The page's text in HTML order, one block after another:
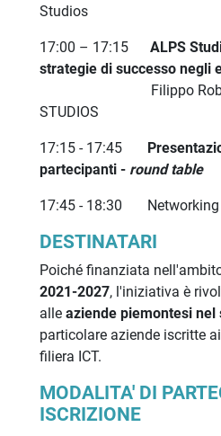
Studios
17:00 – 17:15 ALPS
strategie di successo negli
Filippo Robino,
STUDIOS
17:15 - 17:45
partecipanti - round table
17:45 - 18:30 Networking
DESTINATARI
Poiché finanziata
2021-2027, l'iniziativa è
alle aziende piemontesi nel
particolare aziende iscritte
filiera ICT.
MODALITA' DI
ISCRIZIONE